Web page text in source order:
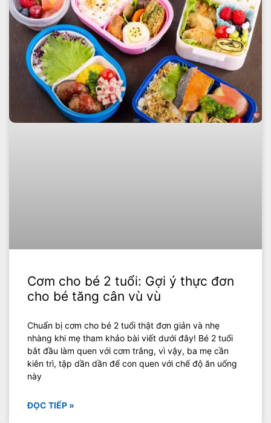
Cơm cho bé 2 tuổi: Gợi ý thực đơn
cho bé tăng cân vù vù
Chuẩn bị cơm cho bé 2 tuổi thật đơn giản và nhẹ
nhàng khi mẹ tham khảo bài viết dưới đây! Bé 2 tuổi
bắt đầu làm quen với cơm trắng, vì vậy, ba mẹ cần
kiên trì, tập dần dần để con quen với chế độ ăn uống
này
ĐỌC TIẾP »